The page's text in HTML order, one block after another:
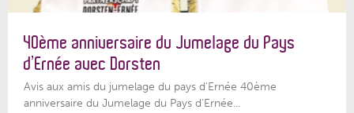
40ème anniversaire du Jumelage du Pays
d’Ernée avec Dorsten
Avis aux amis du jumelage du pays d'Ernée 40ème
anniversaire du Jumelage du Pays d'Ernée...